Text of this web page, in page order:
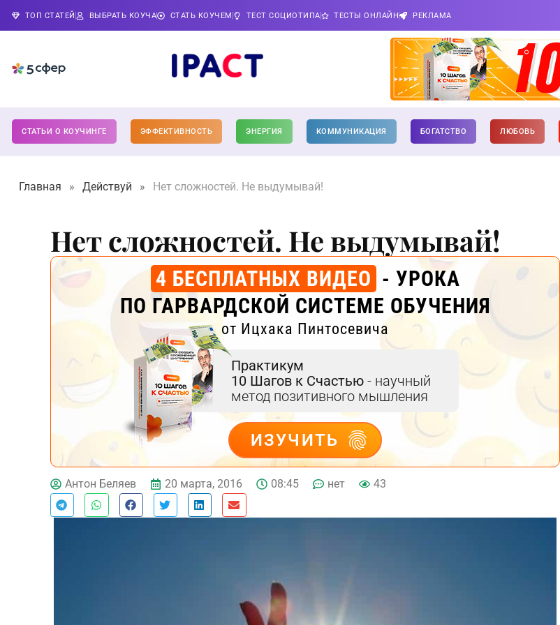
ТОП СТАТЕЙ ВЫБРАТЬ КОУЧА СТАТЬ КОУЧЕМ ТЕСТ СОЦИОТИПА ТЕСТЫ ОНЛАЙН РЕКЛАМА
СТАТЬИ О КОУЧИНГЕ ЭФФЕКТИВНОСТЬ ЭНЕРГИЯ КОММУНИКАЦИЯ БОГАТСТВО ЛЮБОВЬ
Главная » Действуй » Нет сложностей. Не выдумывай!
Нет сложностей. Не выдумывай!
4 БЕСПЛАТНЫХ ВИДЕО - УРОКА
ПО ГАРВАРДСКОЙ СИСТЕМЕ ОБУЧЕНИЯ
от Ицхака Пинтосевича
Практикум
10 Шагов к Счастью - научный
метод позитивного мышления
ИЗУЧИТЬ
ДЕЙСТВУЙ
Антон Беляев 20 марта, 2016 08:45 нет 43